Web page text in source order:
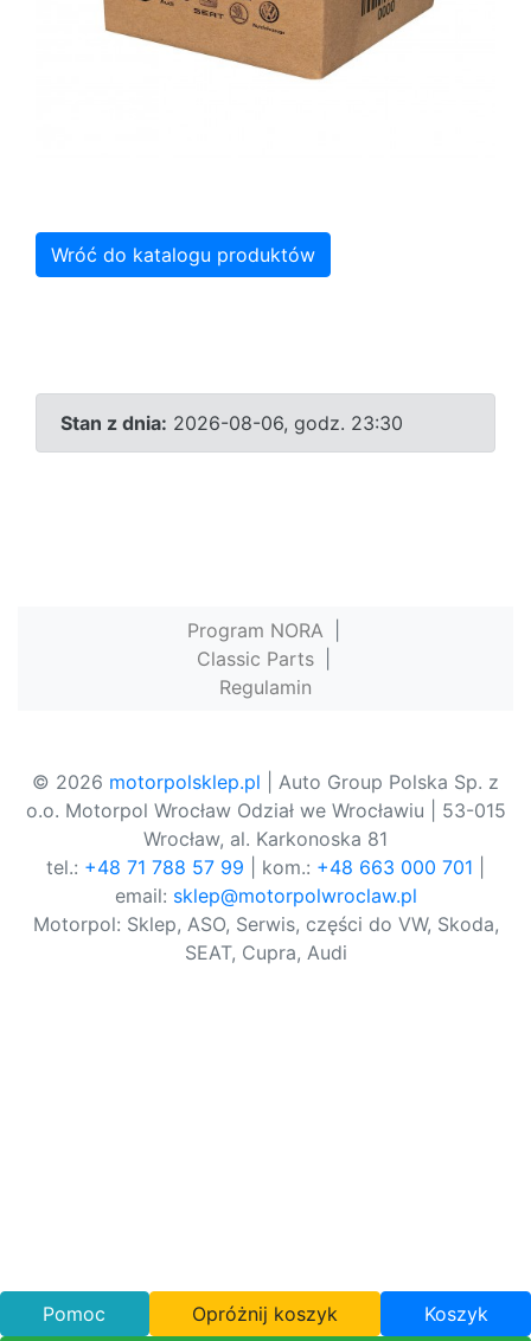
Wróć do katalogu produktów
Stan z dnia: 2026-08-06, godz. 23:30
Program NORA
Classic Parts
Regulamin
© 2026 motorpolsklep.pl | Auto Group Polska Sp. z
o.o. Motorpol Wrocław Odział we Wrocławiu | 53-015
Wrocław, al. Karkonoska 81
tel.: +48 71 788 57 99 | kom.: +48 663 000 701
email: sklep@motorpolwroclaw.pl
Motorpol: Sklep, ASO, Serwis, części do VW, Skoda,
SEAT, Cupra, Audi
Pomoc Opróżnij koszyk Koszyk